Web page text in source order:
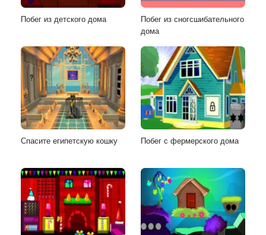
Побег из детского дома
Побег из сногсшибательного
дома
Спасите египетскую кошку Побег с фермерского дома